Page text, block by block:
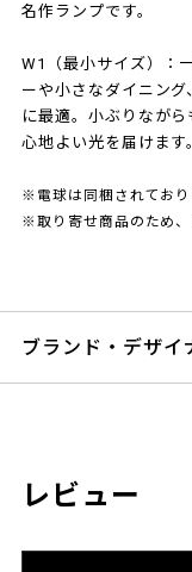
名作ランプです。
W1（最小サイズ）：
ーや小さなダイニン
に最適。小ぶりなが
心地よい光を届けます
※電球は同梱されており
※取り寄せ商品のため、
ブランド・デザイ
レビュー